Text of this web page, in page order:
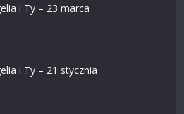
i Ty – 23 marca
i Ty – 21 stycznia